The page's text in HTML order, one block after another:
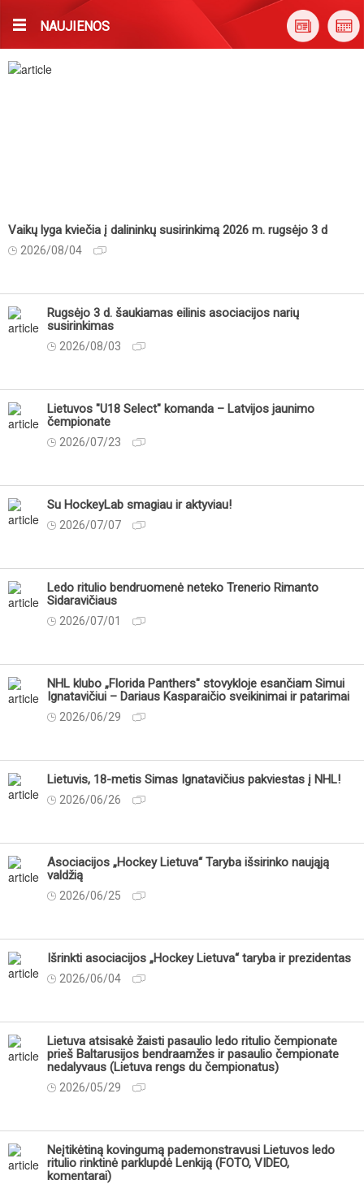
NAUJIENOS
Vaikų lyga kviečia į dalininkų susirinkimą 2026 m. rugsėjo 3 d
2026/08/04
Rugsėjo 3 d. šaukiamas eilinis asociacijos narių
susirinkimas
2026/08/03
Lietuvos "U18 Select" komanda – Latvijos jaunimo
čempionate
2026/07/23
Su HockeyLab smagiau ir aktyviau!
2026/07/07
Ledo ritulio bendruomenė neteko Trenerio Rimanto
Sidaravičiaus
2026/07/01
NHL klubo „Florida Panthers" stovykloje esančiam Simui
Ignatavičiui – Dariaus Kasparaičio sveikinimai ir patarimai
2026/06/29
Lietuvis, 18-metis Simas Ignatavičius pakviestas į NHL!
2026/06/26
Asociacijos „Hockey Lietuva“ Taryba išsirinko naująją
valdžią
2026/06/25
Išrinkti asociacijos „Hockey Lietuva“ taryba ir prezidentas
2026/06/04
Lietuva atsisakė žaisti pasaulio ledo ritulio čempionate
prieš Baltarusijos bendraamžes ir pasaulio čempionate
nedalyvaus (Lietuva rengs du čempionatus)
2026/05/29
Neįtikėtiną kovingumą pademonstravusi Lietuvos ledo
ritulio rinktinė parklupdė Lenkiją (FOTO, VIDEO,
komentarai)